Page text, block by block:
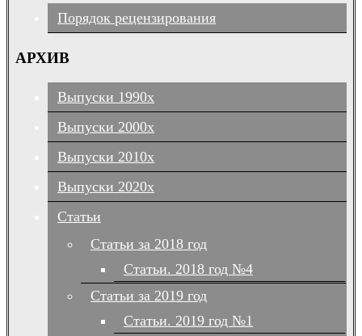
Порядок рецензирования
АРХИВ
Выпуски 1990х
Выпуски 2000х
Выпуски 2010х
Выпуски 2020х
Статьи
Статьи за 2018 год
Статьи. 2018 год №4
Статьи за 2019 год
Статьи. 2019 год №1